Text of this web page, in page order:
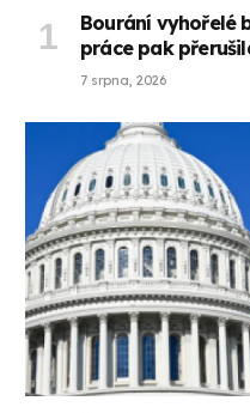
Bourání vyhořelé
práce pak
7 srpna, 2026